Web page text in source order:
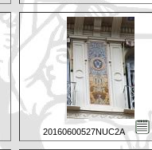
20160600527NUC2A